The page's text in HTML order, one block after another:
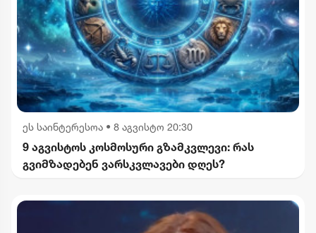
ეს საინტერესოა • 8 აგვისტო 20:30
9 აგვისტოს კოსმოსური გზამკვლევი: რას
გვიმზადებენ ვარსკვლავები დღეს?